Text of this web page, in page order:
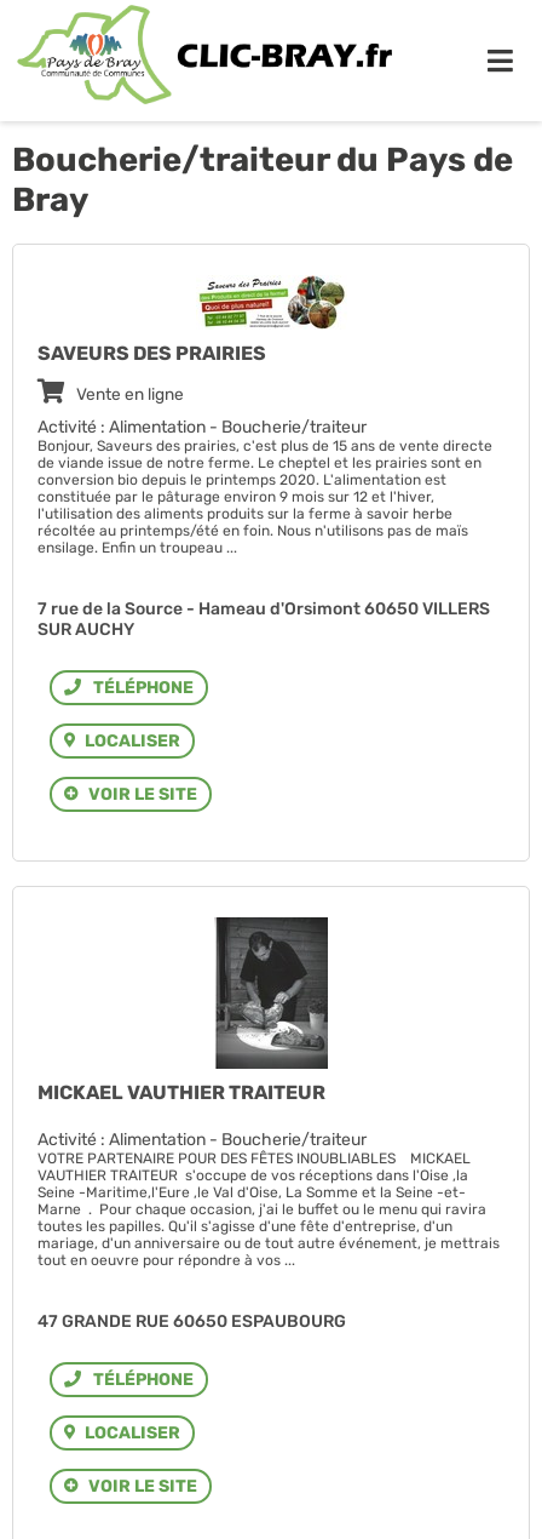
Boucherie/traiteur du Pays de
Bray
SAVEURS DES PRAIRIES
Vente en ligne
Activité : Alimentation - Boucherie/traiteur
Bonjour, Saveurs des prairies, c'est plus de 15 ans de vente directe
de viande issue de notre ferme. Le cheptel et les prairies sont en
conversion bio depuis le printemps 2020. L'alimentation est
constituée par le pâturage environ 9 mois sur 12 et l'hiver,
l'utilisation des aliments produits sur la ferme à savoir herbe
récoltée au printemps/été en foin. Nous n'utilisons pas de maïs
ensilage. Enfin un troupeau ...
7 rue de la Source - Hameau d'Orsimont 60650 VILLERS
SUR AUCHY
Téléphone
LOCALISER
VOIR LE SITE
MICKAEL VAUTHIER TRAITEUR
Activité : Alimentation - Boucherie/traiteur
VOTRE PARTENAIRE POUR DES FÊTES INOUBLIABLES MICKAEL
VAUTHIER TRAITEUR s'occupe de vos réceptions dans l'Oise ,la
Seine -Maritime,l'Eure ,le Val d'Oise, La Somme et la Seine -et-
Marne . Pour chaque occasion, j'ai le buffet ou le menu qui ravira
toutes les papilles. Qu'il s'agisse d'une fête d'entreprise, d'un
mariage, d'un anniversaire ou de tout autre événement, je mettrais
tout en oeuvre pour répondre à vos ...
47 GRANDE RUE 60650 ESPAUBOURG
Téléphone
LOCALISER
VOIR LE SITE